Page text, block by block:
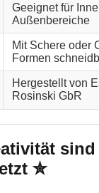
Geeignet für
Außenbereiche
Mit Schere oder
Formen
Hergestellt von
Rosinski GbR
sind
✮